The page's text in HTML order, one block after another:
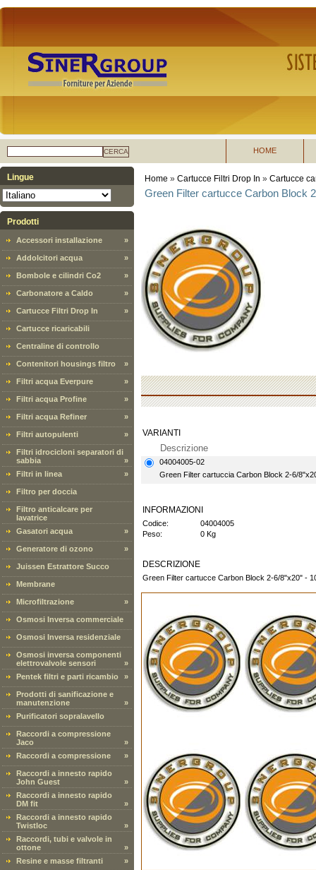
CERCA HOME
Lingue
Prodotti
Accessori installazione »
Addolcitori acqua »
Bombole e cilindri Co2 »
Carbonatore a Caldo »
Cartucce Filtri Drop In »
Cartucce ricaricabili
Centraline di controllo
Contenitori housings filtro »
Filtri acqua Everpure »
Filtri acqua Profine »
Filtri acqua Refiner »
Filtri autopulenti »
Filtri idrocicloni separatori di
sabbia
»
Filtri in linea
»
Filtro per doccia
Filtro anticalcare per
lavatrice
Gasatori acqua
»
Generatore di ozono »
Juissen Estrattore Succo
Membrane
Microfiltrazione »
Osmosi Inversa commerciale
Osmosi Inversa residenziale
Osmosi inversa componenti
elettrovalvole sensori
»
Pentek filtri e parti ricambio
»
Prodotti di sanificazione e
manutenzione
»
Purificatori sopralavello
Raccordi a compressione
Jaco
»
Raccordi a compressione
»
Raccordi a innesto rapido
John Guest
»
Raccordi a innesto rapido
DM fit
»
Raccordi a innesto rapido
Twistloc
»
Raccordi, tubi e valvole in
ottone
»
Resine e masse filtranti
»
Home » Cartucce Filtri Drop In » Cartucce
Green Filter cartucce Carbon Block
VARIANTI
Descrizione
04004005-02
Green Filter cartuccia Carbon Block 2-6/
INFORMAZIONI
Codice:
04004005
Peso:
0 Kg
DESCRIZIONE
Green Filter cartucce Carbon Block 2-6/8"x20" -